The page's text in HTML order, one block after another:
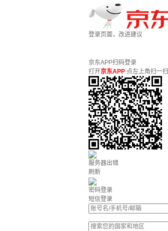
登录页面，改进建议
京东APP扫码登录
打开京东APP 点左上角扫一扫
服务器出错
刷新
密码登录
短信登录